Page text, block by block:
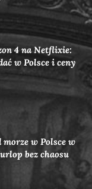
4 na Netflixie:
w Polsce i ceny
morze w Polsce w
bez chaosu